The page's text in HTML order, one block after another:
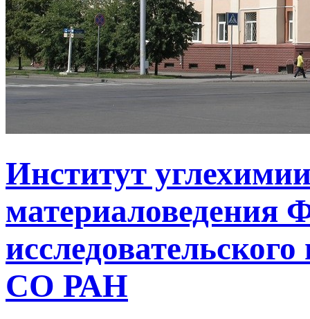
Институт
материаловедения
СО РАН